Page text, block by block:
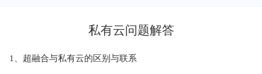
私有云问题解答
1、超融合与私有云的区别与联系